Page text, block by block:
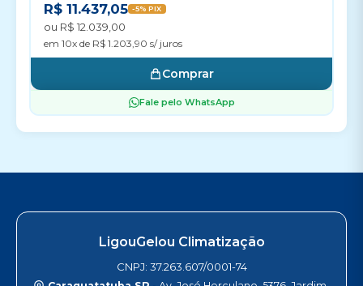
R$ 11.437,05 -5% PIX
ou R$ 12.039,00
em 10x de R$ 1.203,90 s/ juros
Comprar
Fale pelo WhatsApp
LigouGelou Climatização
CNPJ: 37.263.607/0001-74